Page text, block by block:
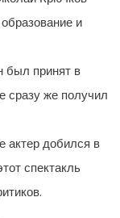
и
был принят в
сразу же получил
актер добился в
спектакль